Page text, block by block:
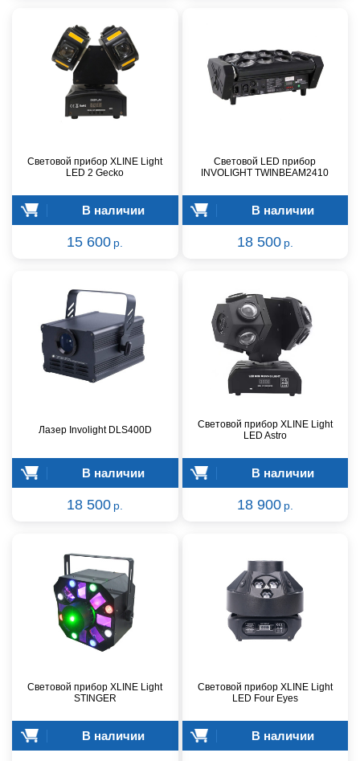
Световой прибор XLINE Light
LED 2 Gecko
В наличии
15 600 р.
Световой LED прибор
INVOLIGHT TWINBEAM2410
В наличии
18 500 р.
Лазер Involight DLS400D
В наличии
18 500 р.
Световой прибор XLINE Light
LED Astro
В наличии
18 900 р.
Световой прибор XLINE Light
STINGER
В наличии
Световой прибор XLINE Light
LED Four Eyes
В наличии